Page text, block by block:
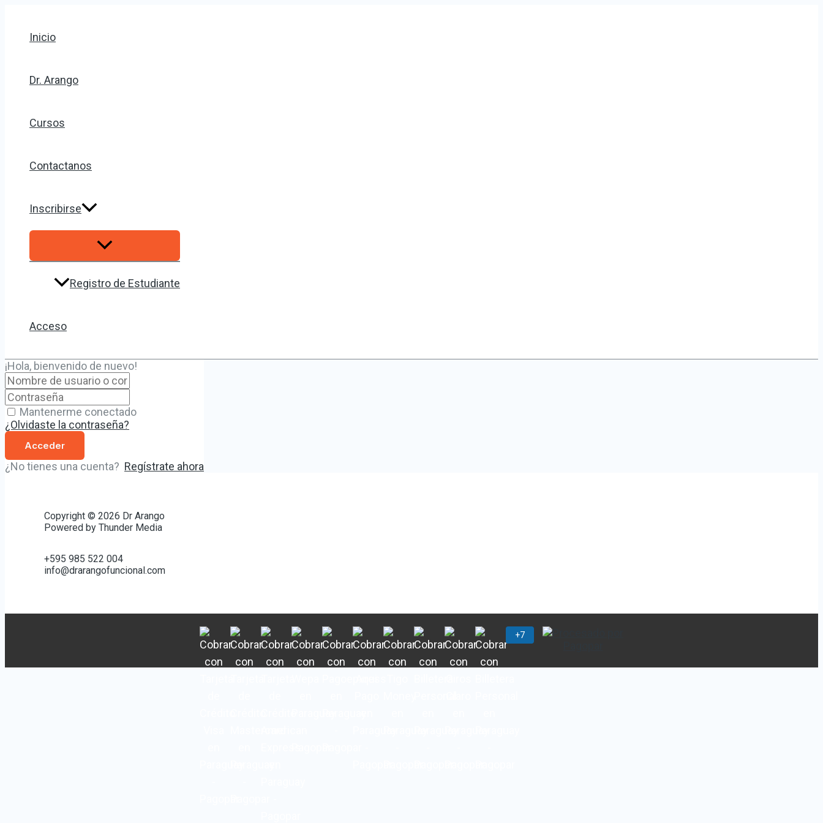
contenido
Inicio
Dr. Arango
Cursos
Contactanos
Inscribirse
Registro de Estudiante
Acceso
¡Hola, bienvenido de nuevo!
Mantenerme conectado
¿Olvidaste la contraseña?
Acceder
¿No tienes una cuenta? Regístrate ahora
Copyright © 2026 Dr Arango
Powered by Thunder Media
+595 985 522 004
info@drarangofuncional.com